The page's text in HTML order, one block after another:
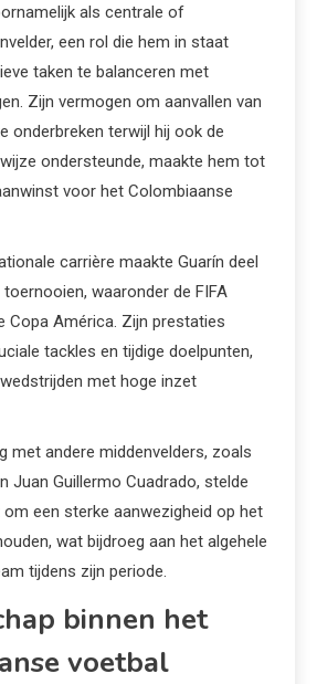
als centrale of
een rol die hem in staat
taken te balanceren met
Zijn vermogen om aanvallen van
onderbreken terwijl hij ook de
ondersteunde, maakte hem tot
voor het Colombiaanse
carrière maakte Guarín deel
waaronder de FIFA
Copa América. Zijn prestaties
tackles en tijdige doelpunten,
met hoge inzet
met andere middenvelders, zoals
Juan Guillermo Cuadrado, stelde
een sterke aanwezigheid op het
wat bijdroeg aan het algehele
tijdens zijn periode.
binnen het
voetbal